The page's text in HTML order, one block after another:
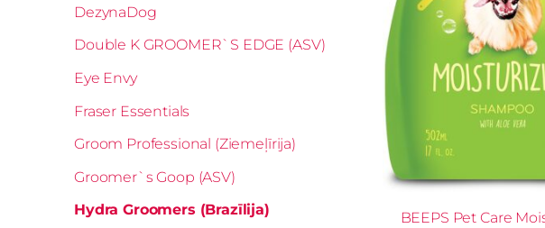
DezynaDog
Double K GROOMER`S EDGE (ASV)
Eye Envy
Fraser Essentials
Groom Professional (Ziemeļīrija)
Groomer`s Goop (ASV)
Hydra Groomers (Brazīlija)
BEEPS Pet Care